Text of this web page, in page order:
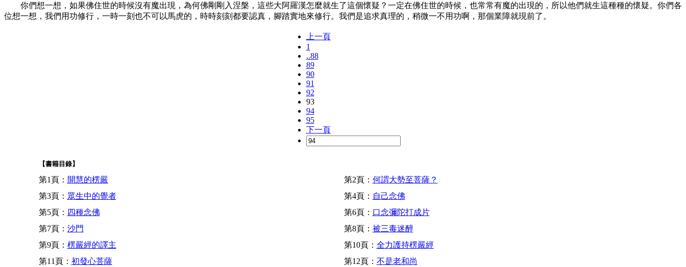
你們想一想，如果佛住世的時候沒有魔出現，為何佛剛剛入涅槃，這些大阿羅漢怎麼就生了這個懷疑？一定在佛住世的時候，也常常有魔的出現的，所以他們就生這種種的懷疑。你們各
位想一想，我們用功修行，一時一刻也不可以馬虎的，時時刻刻都要認真，腳踏實地來修行。我們是追求真理的，稍微一不用功啊，那個業障就現前了。
上一頁
1
..88
89
90
91
92
93
94
95
下一頁
【書籍目錄】
第1頁： 開慧的楞嚴 第2頁： 何謂大勢至菩薩？
第3頁： 眾生中的覺者 第4頁： 自己念佛
第5頁： 四種念佛 第6頁： 口念彌陀打成片
第7頁： 沙門 第8頁： 被三毒迷醉
第9頁： 楞嚴經的譯主 第10頁： 全力護持楞嚴經
第11頁： 初發心菩薩 第12頁： 不是老和尚